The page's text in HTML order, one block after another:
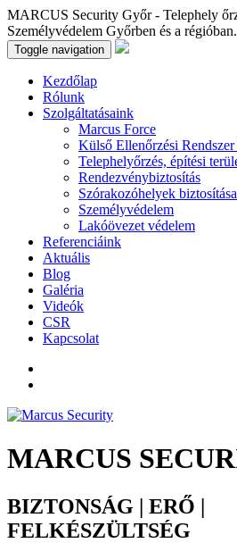
MARCUS Security Győr - Telephely
Személyvédelem Győrben és a régióban.
Toggle navigation
Kezdőlap
Rólunk
Szolgáltatásaink
Marcus Force
Külső Ellenőrzési
Telephelyőrzés, építési
Rendezvénybiztosítás
Szórakozóhelyek
Személyvédelem
Lakóövezet védelem
Referenciáink
Aktuális
Blog
Galéria
Videók
CSR
Kapcsolat
MARCUS
BIZTONSÁG | ERŐ |
FELKÉSZÜLTSÉG